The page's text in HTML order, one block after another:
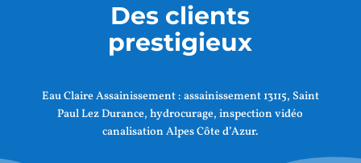
Des clients
prestigieux
Eau Claire Assainissement : assainissement 13115, Saint
Paul Lez Durance, hydrocurage, inspection vidéo
canalisation Alpes Côte d’Azur.